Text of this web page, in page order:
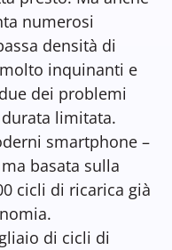
numerosi
densità di
inquinanti e
dei problemi
limitata.
smartphone –
basata sulla
cicli di ricarica già
di cicli di